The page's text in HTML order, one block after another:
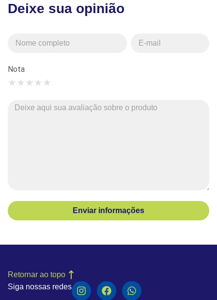
Deixe sua opinião
Nota
★
★
★
★
★
Enviar informações
Siga nossas redes
Retornar ao topo